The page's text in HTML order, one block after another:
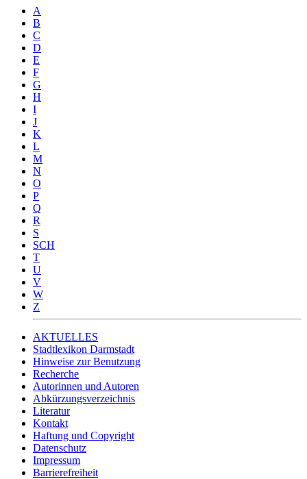
A
B
C
D
E
F
G
H
I
J
K
L
M
N
O
P
Q
R
S
SCH
T
U
V
W
Z
AKTUELLES
Stadtlexikon Darmstadt
Hinweise zur Benutzung
Recherche
Autorinnen und Autoren
Abkürzungsverzeichnis
Literatur
Kontakt
Haftung und Copyright
Datenschutz
Impressum
Barrierefreiheit